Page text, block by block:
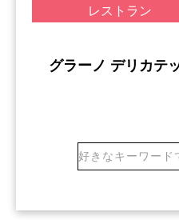
レストラン
グラーノ デリカテ